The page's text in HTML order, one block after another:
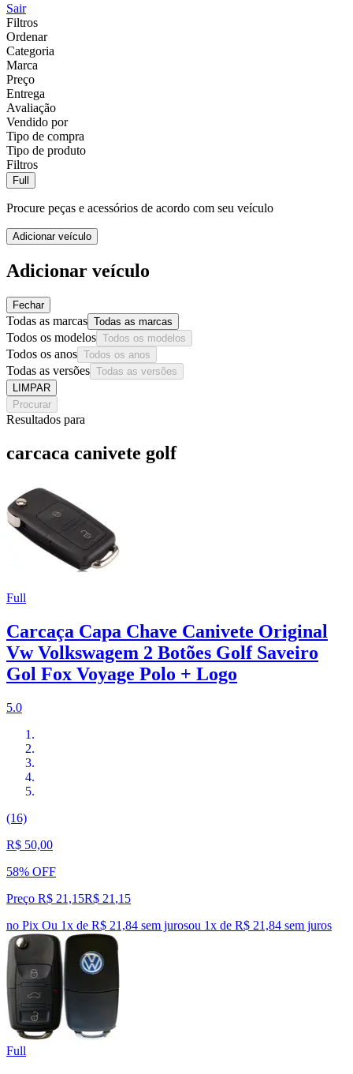
Sair
Filtros
Ordenar
Categoria
Marca
Preço
Entrega
Avaliação
Vendido por
Tipo de compra
Tipo de produto
Filtros
Full
Procure peças e acessórios de acordo com seu veículo
Adicionar veículo
Adicionar veículo
Fechar
Todas as marcas Todas as marcas
Todos os modelos Todos os modelos
Todos os anos Todos os anos
Todas as versões Todas as versões
LIMPAR
Procurar
Resultados para
carcaca canivete golf
Full
Carcaça Capa Chave Canivete Original
Vw Volkswagem 2 Botões Golf Saveiro
Gol Fox Voyage Polo + Logo
5.0
(16)
R$ 50,00
58% OFF
Preço R$ 21,15R$ 21 ,15
no Pix Ou 1x de R$ 21,84 sem jurosou 1x de R$ 21,84 sem juros
Full